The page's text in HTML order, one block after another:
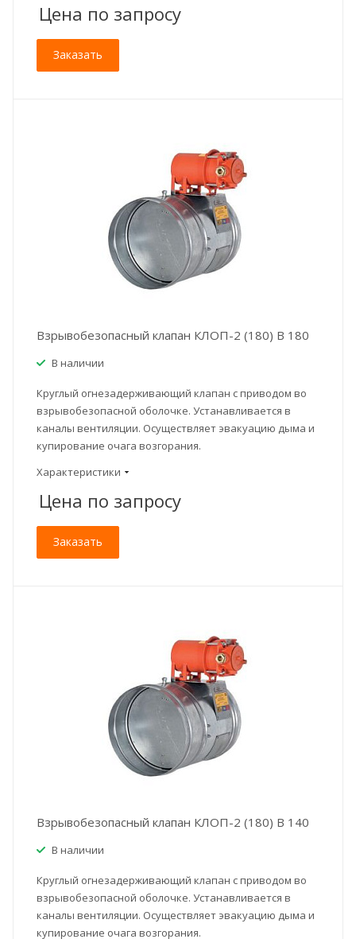
Цена по запросу
Заказать
Взрывобезопасный клапан КЛОП-2 (180) В 180
В наличии
Круглый огнезадерживающий клапан с приводом во
взрывобезопасной оболочке. Устанавливается в
каналы вентиляции. Осуществляет эвакуацию дыма и
купирование очага возгорания.
Характеристики
Цена по запросу
Заказать
Взрывобезопасный клапан КЛОП-2 (180) В 140
В наличии
Круглый огнезадерживающий клапан с приводом во
взрывобезопасной оболочке. Устанавливается в
каналы вентиляции. Осуществляет эвакуацию дыма и
купирование очага возгорания.